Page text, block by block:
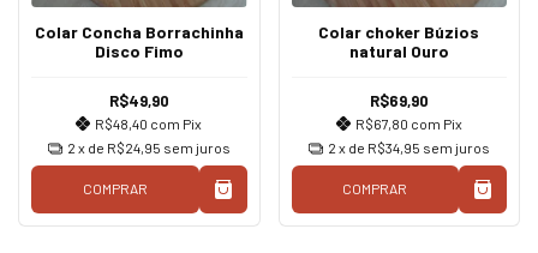
Colar Concha Borrachinha
Disco Fimo
R$49,90
R$48,40 com Pix
2 x de R$24,95 sem juros
COMPRAR
Colar choker Búzios
natural Ouro
R$69,90
R$67,80 com Pix
2 x de R$34,95 sem juros
COMPRAR